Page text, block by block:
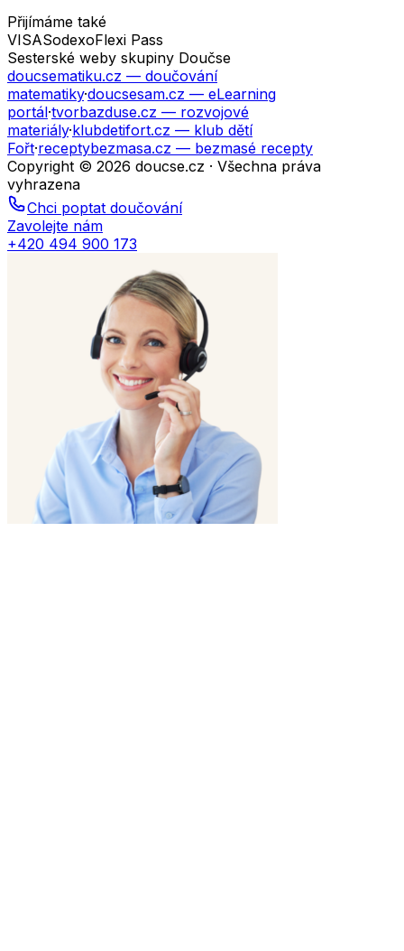
Přijímáme také
VISASodexoFlexi Pass
Sesterské weby skupiny Doučse
doucsematiku.cz — doučování
matematiky·doucsesam.cz — eLearning
portál·tvorbazduse.cz — rozvojové
materiály·klubdetifort.cz — klub dětí
Fořt·receptybezmasa.cz — bezmasé recepty
Copyright © 2026 doucse.cz · Všechna práva
vyhrazena
Chci poptat doučování
Zavolejte nám
+420 494 900 173